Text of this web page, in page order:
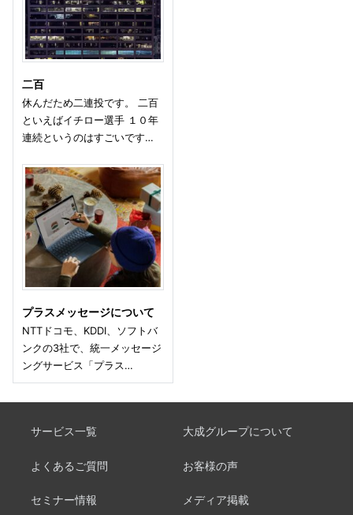
二百
休んだため二連投です。 二百
といえばイチロー選手 １０年
連続というのはすごいです…
プラスメッセージについて
NTTドコモ、KDDI、ソフトバ
ンクの3社で、統一メッセージ
ングサービス「プラス…
サービス一覧 大成グループについて
よくあるご質問 お客様の声
セミナー情報 メディア掲載